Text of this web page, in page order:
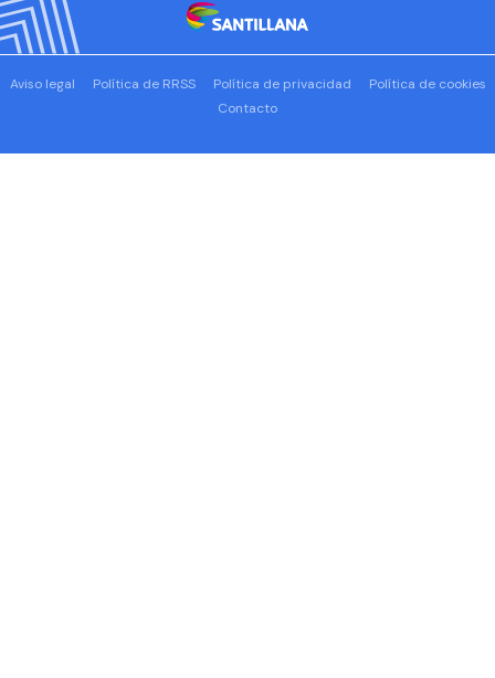
Aviso legal Política de RRSS Política de privacidad
Política de cookies
Contacto